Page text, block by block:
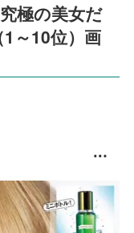
極の美女だ
～10位）画